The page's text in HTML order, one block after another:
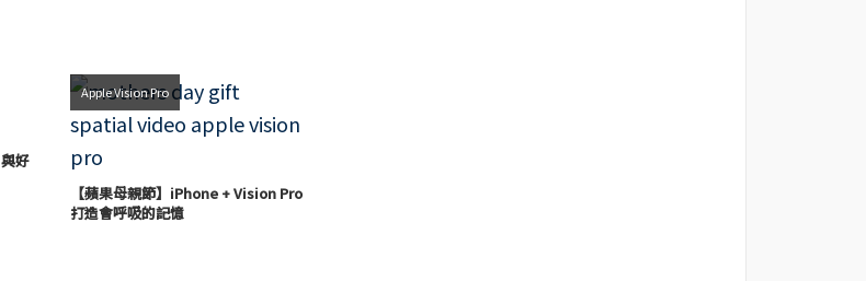
好
Apple Vision Pro
【蘋果母親節】iPhone + Vision Pro
打造會呼吸的記憶